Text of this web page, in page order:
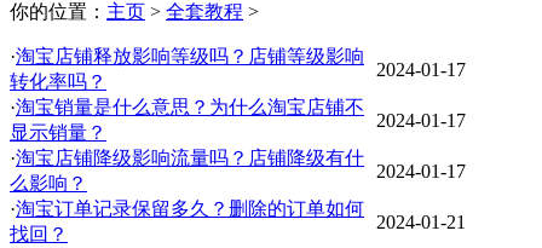
你的位置： 主页 > 全套教程 >
·淘宝店铺释放影响等级吗？店铺等级影响
转化率吗？
2024-01-17
·淘宝销量是什么意思？为什么淘宝店铺不
显示销量？
2024-01-17
·淘宝店铺降级影响流量吗？店铺降级有什
么影响？
2024-01-17
·淘宝订单记录保留多久？删除的订单如何
找回？
2024-01-21